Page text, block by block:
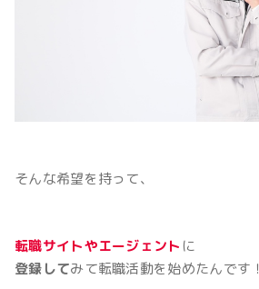
そんな希望を持って、
転職サイトやエージェント に
登録してみて転職活動を始めたんです！